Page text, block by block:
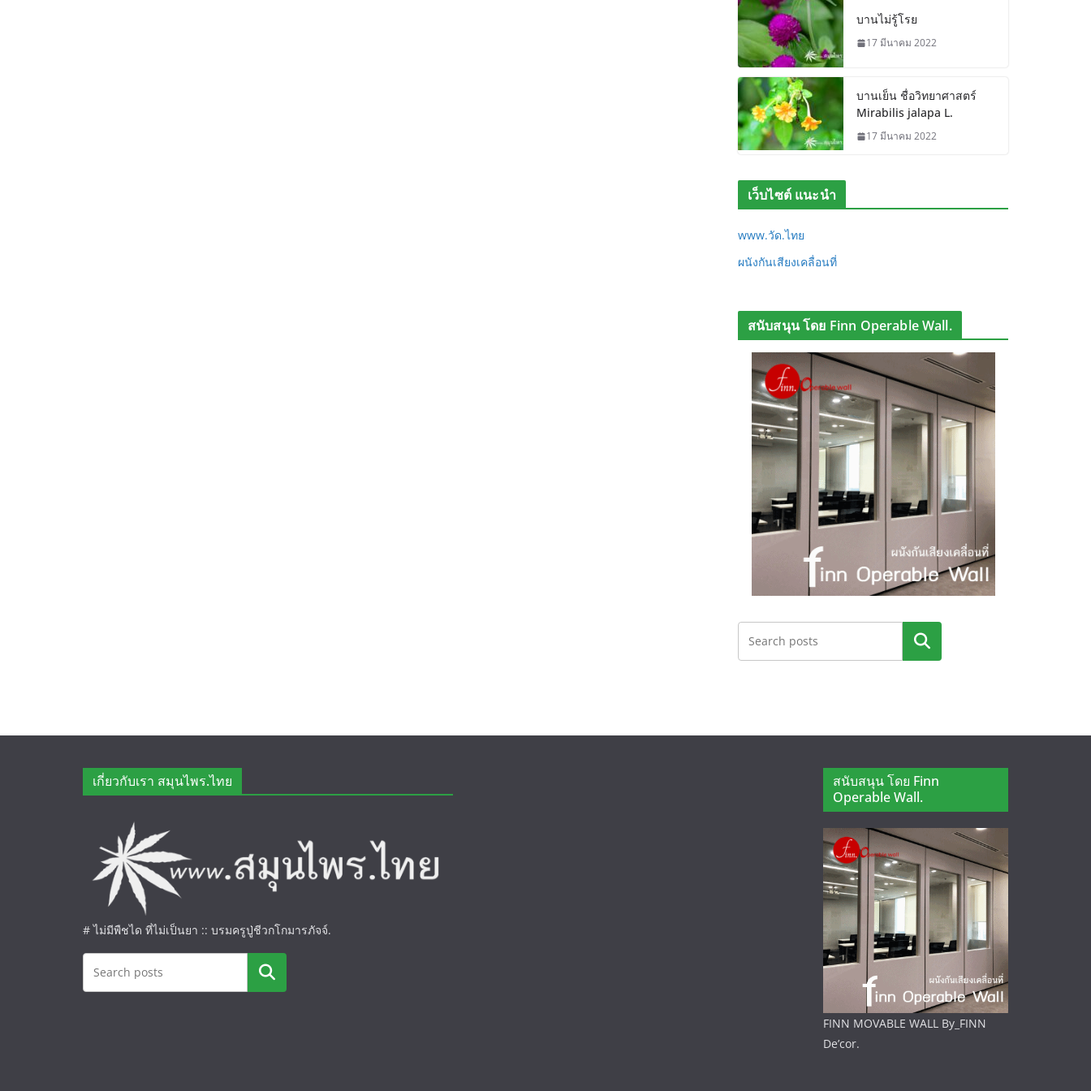
บานไม่รู้โรย
17 มีนาคม 2022
บานเย็น ชื่อวิทยาศาสตร์
Mirabilis jalapa L.
17 มีนาคม 2022
เว็บไซต์ แนะนำ
www.วัด.ไทย
ผนังกันเสียงเคลื่อนที่
สนับสนุน โดย Finn Operable Wall.
ค้นหา
เกี่ยวกับเรา สมุนไพร.ไทย
# ไม่มีพืชได ที่ไม่เป็นยา :: บรมครูปู่ชีวกโกมารภัจจ์.
ค้นหา
สนับสนุน โดย Finn
Operable Wall.
FINN MOVABLE WALL By_FINN
De’cor.